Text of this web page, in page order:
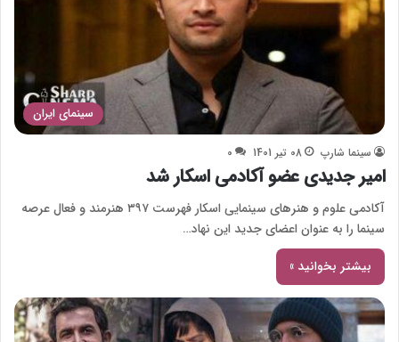
سینمای ایران
سینما شارپ 08 تیر 1401 0
امیر جدیدی عضو آکادمی اسکار شد
آکادمی علوم و هنرهای سینمایی اسکار فهرست ۳۹۷ هنرمند و فعال عرصه
سینما را به عنوان اعضای جدید این نهاد…
بیشتر بخوانید »